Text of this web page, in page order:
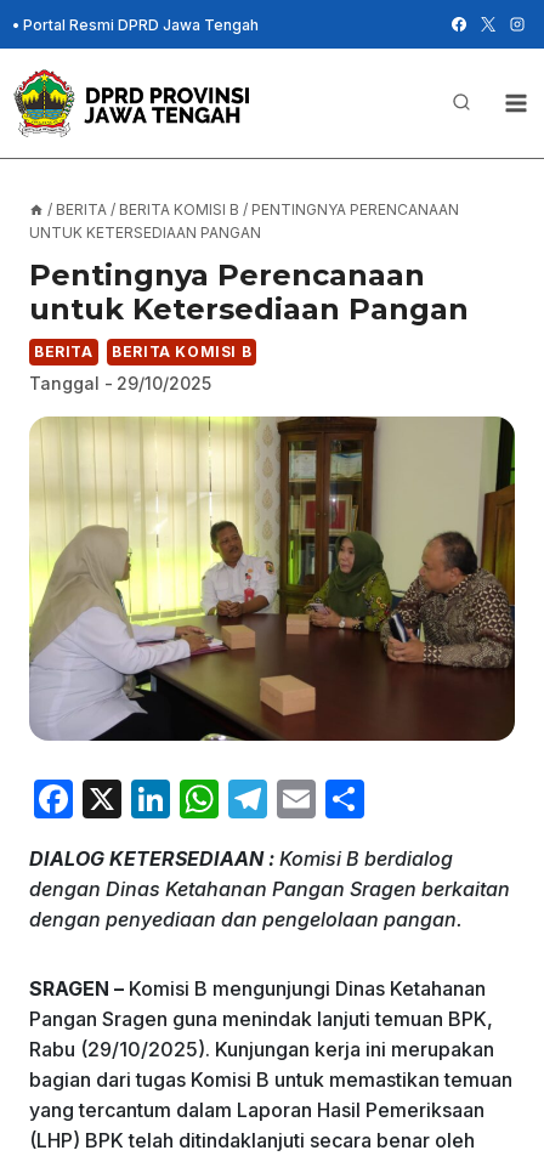
Skip
to
content
• Portal Resmi DPRD Jawa Tengah
/ BERITA / BERITA KOMISI B / PENTINGNYA PERENCANAAN
UNTUK KETERSEDIAAN PANGAN
Pentingnya Perencanaan
untuk Ketersediaan Pangan
BERITA BERITA KOMISI B
Tanggal - 29/10/2025
F
c
e
o
o
k
X
Li
k
e
n
W
at
s
p
p
T
e
gr
m
E
ai
l
ar
e
DIALOG KETERSEDIAAN : Komisi B berdialog
dengan Dinas Ketahanan Pangan Sragen berkaitan
dengan penyediaan dan pengelolaan pangan.
SRAGEN – Komisi B mengunjungi Dinas Ketahanan
Pangan Sragen guna menindak lanjuti temuan BPK,
Rabu (29/10/2025). Kunjungan kerja ini merupakan
bagian dari tugas Komisi B untuk memastikan temuan
yang tercantum dalam Laporan Hasil Pemeriksaan
(LHP) BPK telah ditindaklanjuti secara benar oleh